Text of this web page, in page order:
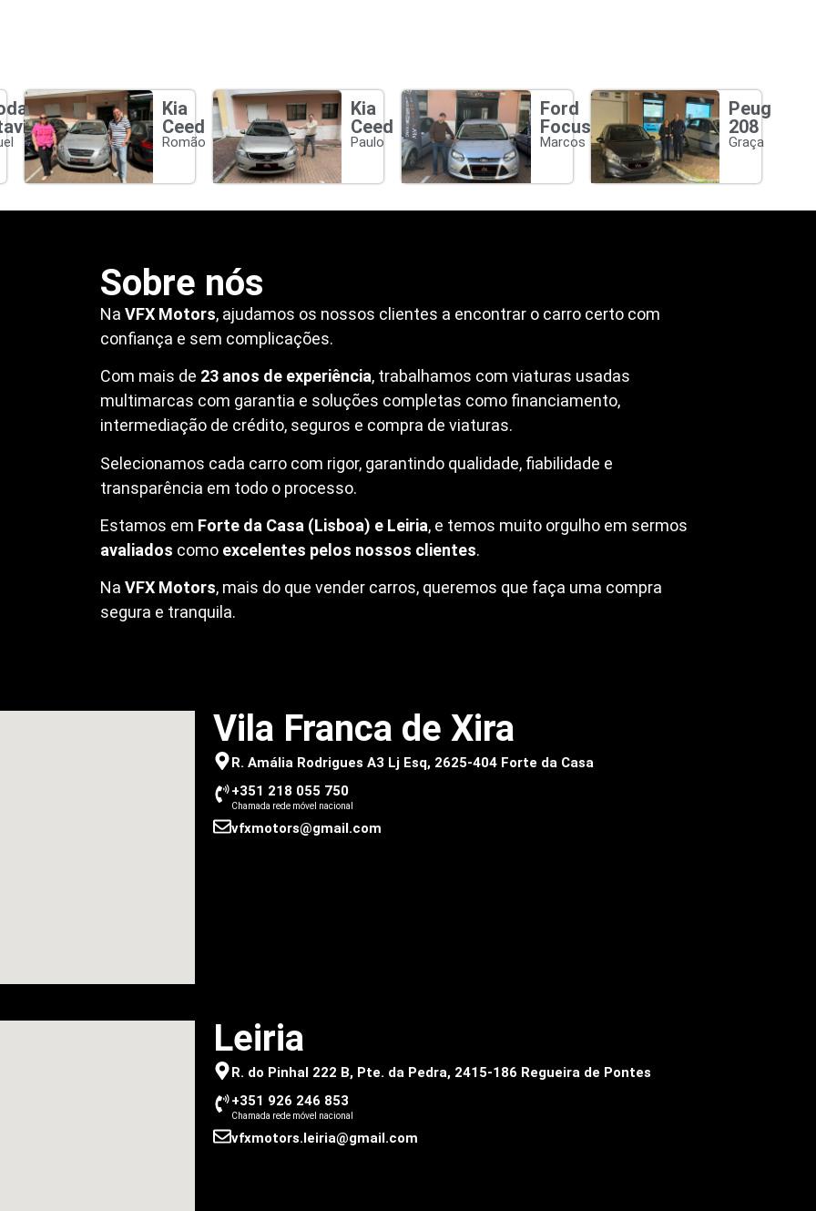
Kia
Ceed
Romão
Kia
Ceed
Paulo
Ford
Focus
Marcos
Peugeot
208
Graça
Sobre nós
Na VFX Motors, ajudamos os nossos clientes a encontrar o carro certo com
confiança e sem complicações.
Com mais de 23 anos de experiência, trabalhamos com viaturas usadas
multimarcas com garantia e soluções completas como financiamento,
intermediação de crédito, seguros e compra de viaturas.
Selecionamos cada carro com rigor, garantindo qualidade, fiabilidade e
transparência em todo o processo.
Estamos em Forte da Casa (Lisboa) e Leiria, e temos muito orgulho em sermos
avaliados como excelentes pelos nossos clientes.
Na VFX Motors, mais do que vender carros, queremos que faça uma compra
segura e tranquila.
Vila Franca de Xira
R. Amália Rodrigues A3 Lj Esq, 2625-404 Forte da Casa
+351 218 055 750
Chamada rede móvel nacional
vfxmotors@gmail.com
Leiria
R. do Pinhal 222 B, Pte. da Pedra, 2415-186 Regueira de Pontes
+351 926 246 853
Chamada rede móvel nacional
vfxmotors.leiria@gmail.com